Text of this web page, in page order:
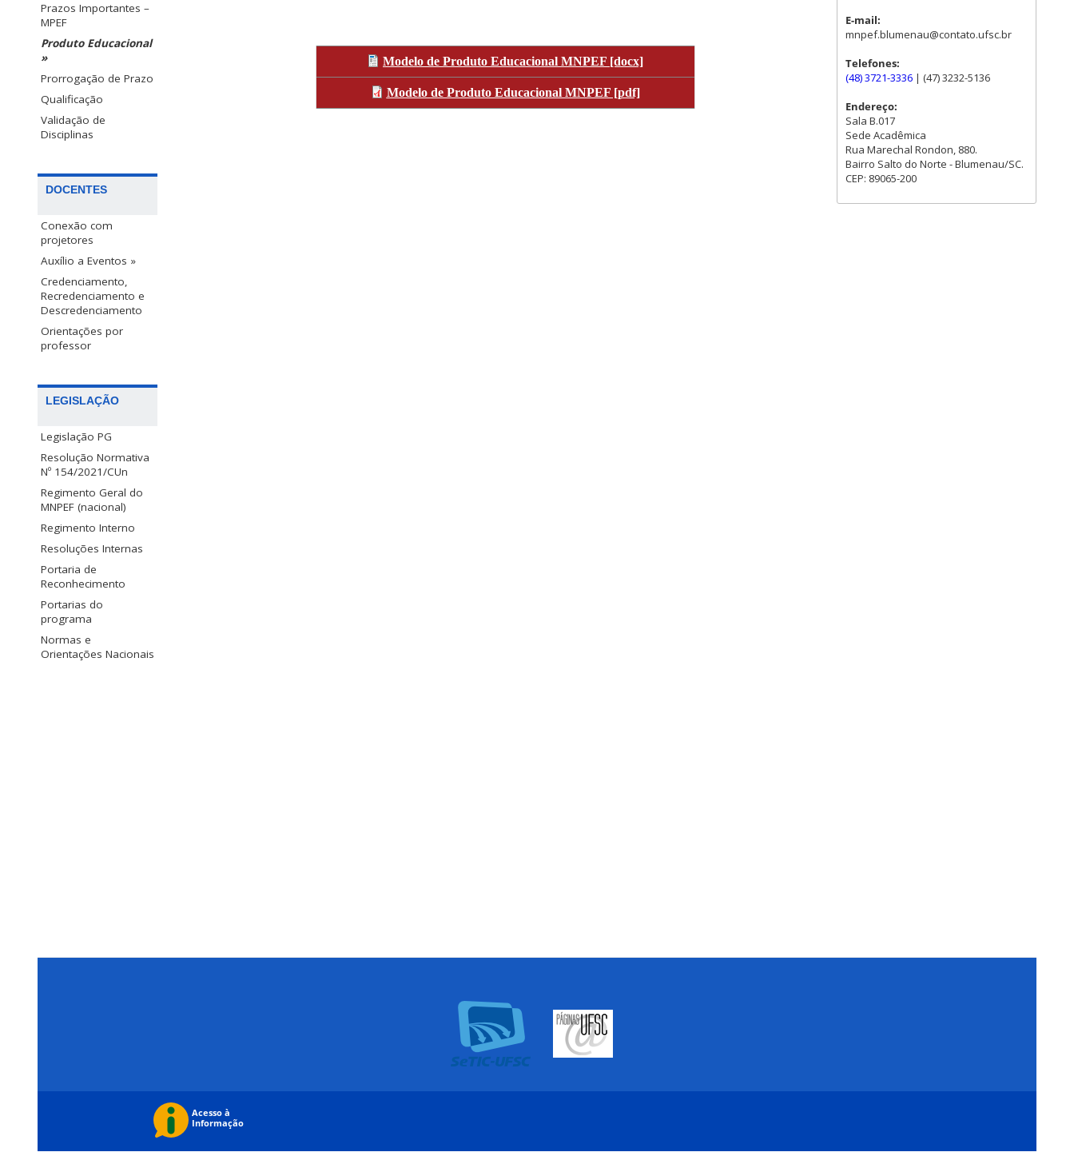
Prazos Importantes –
MPEF
Produto Educacional
»
Prorrogação de Prazo
Qualificação
Validação de
Disciplinas
DOCENTES
Conexão com
projetores
Auxílio a Eventos »
Credenciamento,
Recredenciamento e
Descredenciamento
Orientações por
professor
LEGISLAÇÃO
Legislação PG
Resolução Normativa
Nº 154/2021/CUn
Regimento Geral do
MNPEF (nacional)
Regimento Interno
Resoluções Internas
Portaria de
Reconhecimento
Portarias do
programa
Normas e
Orientações Nacionais
Modelo de Produto Educacional MNPEF [docx]
Modelo de Produto Educacional MNPEF [pdf]
E-mail:
mnpef.blumenau@contato.ufsc.br
Telefones:
(48) 3721-3336 | (47) 3232-5136
Endereço:
Sala B.017
Sede Acadêmica
Rua Marechal Rondon, 880.
Bairro Salto do Norte - Blumenau/SC.
CEP: 89065-200